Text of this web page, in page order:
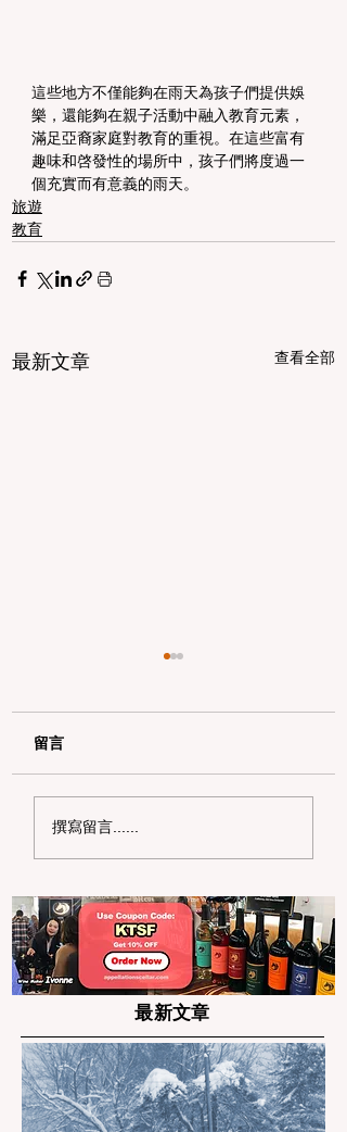
這些地方不僅能夠在雨天為孩子們提供娛
樂，還能夠在親子活動中融入教育元素，
滿足亞裔家庭對教育的重視。在這些富有
趣味和啓發性的場所中，孩子們將度過一
個充實而有意義的雨天。
旅遊
教育
最新文章 查看全部
加州野区露营必读：如
留言
撰寫留言......
最新文章